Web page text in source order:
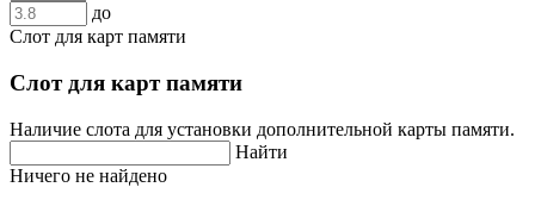
до
Слот для карт памяти
Слот для карт памяти
Наличие слота для установки дополнительной карты памяти.
Найти
Ничего не найдено